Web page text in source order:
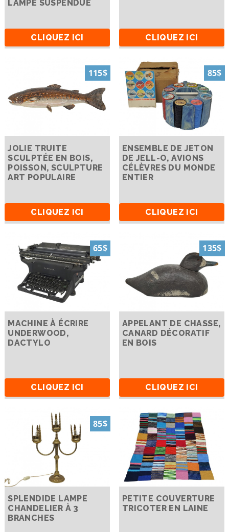
LAMPE SUSPENDUE
CLIQUEZ ICI CLIQUEZ ICI
115$
JOLIE TRUITE
SCULPTÉE EN BOIS,
POISSON, SCULPTURE
ART POPULAIRE
CLIQUEZ ICI
85$
ENSEMBLE DE JETON
DE JELL-O, AVIONS
CÉLÈVRES DU MONDE
ENTIER
CLIQUEZ ICI
65$
MACHINE À ÉCRIRE
UNDERWOOD,
DACTYLO
CLIQUEZ ICI
135$
APPELANT DE CHASSE,
CANARD DÉCORATIF
EN BOIS
CLIQUEZ ICI
85$
SPLENDIDE LAMPE
CHANDELIER À 3
BRANCHES
PETITE COUVERTURE
TRICOTER EN LAINE